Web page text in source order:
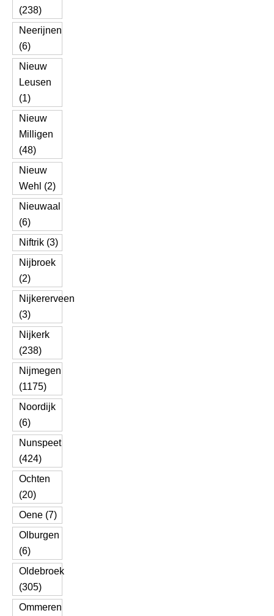
(238)
Neerijnen
(6)
Nieuw
Leusen
(1)
Nieuw
Milligen
(48)
Nieuw
Wehl (2)
Nieuwaal
(6)
Niftrik (3)
Nijbroek
(2)
Nijkererveen
(3)
Nijkerk
(238)
Nijmegen
(1175)
Noordijk
(6)
Nunspeet
(424)
Ochten
(20)
Oene (7)
Olburgen
(6)
Oldebroek
(305)
Ommeren